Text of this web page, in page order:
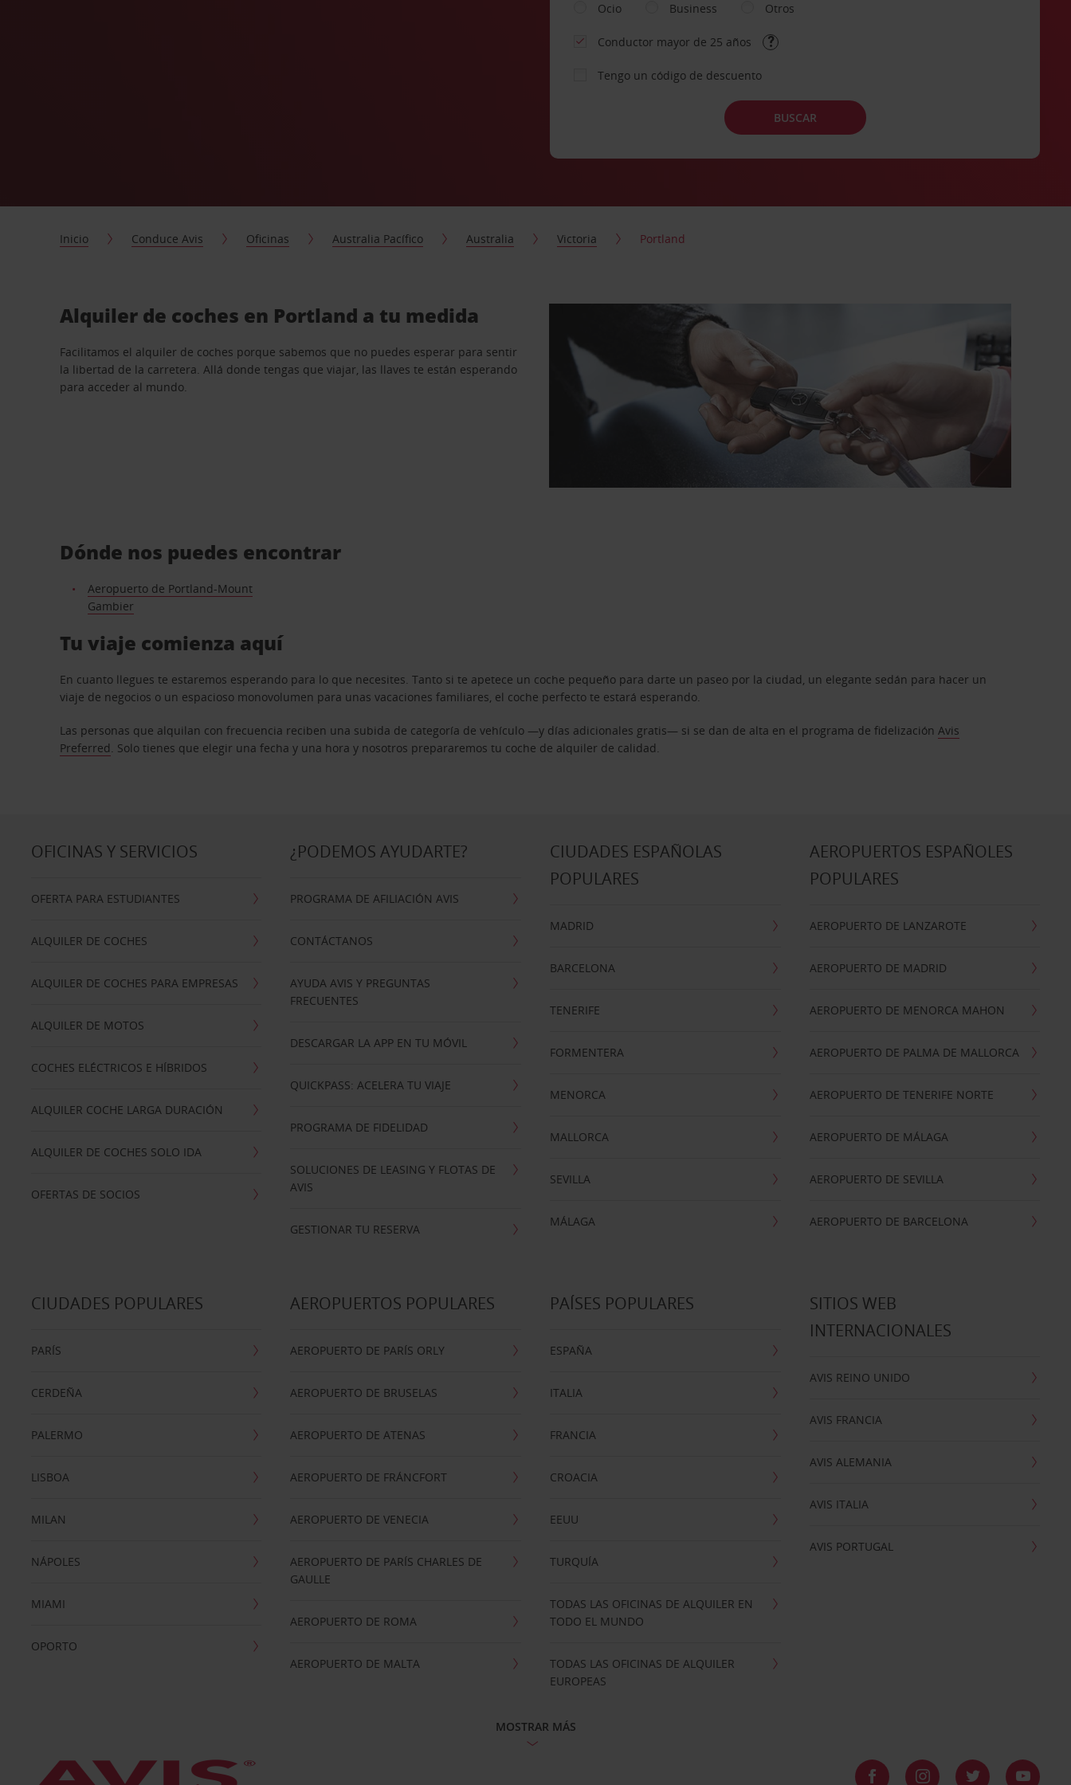
Ocio
Business Otros
Conductor mayor de 25 años
Tengo un código de descuento
BUSCAR
Inicio Conduce Avis Oficinas Australia Pacífico Australia Victoria Portland
Alquiler de coches en Portland a tu medida
Facilitamos el alquiler de coches porque sabemos que no puedes esperar para sentir
la libertad de la carretera. Allá donde tengas que viajar, las llaves te están esperando
para acceder al mundo.
Dónde nos puedes encontrar
Aeropuerto de Portland-Mount
Gambier
Tu viaje comienza aquí
En cuanto llegues te estaremos esperando para lo que necesites. Tanto si te apetece un coche pequeño para darte un paseo por la ciudad, un elegante sedán para hacer un
viaje de negocios o un espacioso monovolumen para unas vacaciones familiares, el coche perfecto te estará esperando.
Las personas que alquilan con frecuencia reciben una subida de categoría de vehículo —y días adicionales gratis— si se dan de alta en el programa de fidelizaciónAvis
Preferred. Solo tienes que elegir una fecha y una hora y nosotros prepararemos tu coche de alquiler de calidad.
OFICINAS Y SERVICIOS
OFERTA PARA ESTUDIANTES
ALQUILER DE COCHES
ALQUILER DE COCHES PARA EMPRESAS
ALQUILER DE MOTOS
COCHES ELÉCTRICOS E HÍBRIDOS
ALQUILER COCHE LARGA DURACIÓN
ALQUILER DE COCHES SOLO IDA
OFERTAS DE SOCIOS
¿PODEMOS AYUDARTE?
PROGRAMA DE AFILIACIÓN AVIS
CONTÁCTANOS
AYUDA AVIS Y PREGUNTAS
FRECUENTES
DESCARGAR LA APP EN TU MÓVIL
QUICKPASS: ACELERA TU VIAJE
PROGRAMA DE FIDELIDAD
SOLUCIONES DE LEASING Y FLOTAS DE
AVIS
GESTIONAR TU RESERVA
CIUDADES ESPAÑOLAS
POPULARES
MADRID
BARCELONA
TENERIFE
FORMENTERA
MENORCA
MALLORCA
SEVILLA
MÁLAGA
AEROPUERTOS ESPAÑOLES
POPULARES
AEROPUERTO DE LANZAROTE
AEROPUERTO DE MADRID
AEROPUERTO DE MENORCA MAHON
AEROPUERTO DE PALMA DE MALLORCA
AEROPUERTO DE TENERIFE NORTE
AEROPUERTO DE MÁLAGA
AEROPUERTO DE SEVILLA
AEROPUERTO DE BARCELONA
CIUDADES POPULARES
PARÍS
CERDEÑA
PALERMO
LISBOA
MILAN
NÁPOLES
MIAMI
OPORTO
AEROPUERTOS POPULARES
AEROPUERTO DE PARÍS ORLY
AEROPUERTO DE BRUSELAS
AEROPUERTO DE ATENAS
AEROPUERTO DE FRÁNCFORT
AEROPUERTO DE VENECIA
AEROPUERTO DE PARÍS CHARLES DE
GAULLE
AEROPUERTO DE ROMA
AEROPUERTO DE MALTA
PAÍSES POPULARES
ESPAÑA
ITALIA
FRANCIA
CROACIA
EEUU
TURQUÍA
TODAS LAS OFICINAS DE ALQUILER EN
TODO EL MUNDO
TODAS LAS OFICINAS DE ALQUILER
EUROPEAS
SITIOS WEB
INTERNACIONALES
AVIS REINO UNIDO
AVIS FRANCIA
AVIS ALEMANIA
AVIS ITALIA
AVIS PORTUGAL
MOSTRAR MÁS